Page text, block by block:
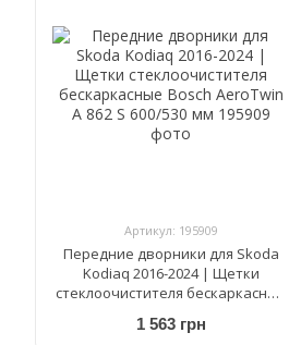
Артикул: 195909
Передние дворники для Skoda
Kodiaq 2016-2024 | Щетки
стеклоочистителя бескаркасные
1 563 грн